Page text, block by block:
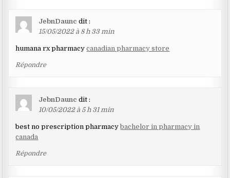
JebnDaunc dit :
15/05/2022 à 8 h 33 min
humana rx pharmacycanadian pharmacy store
Répondre
JebnDaunc dit :
10/05/2022 à 5 h 31 min
best no prescription pharmacybachelor in pharmacy in
canada
Répondre